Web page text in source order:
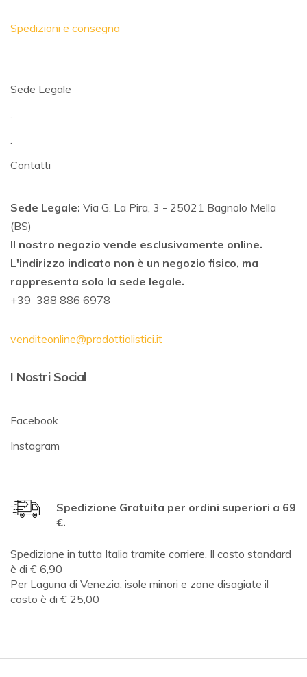
Spedizioni e consegna
Sede Legale
Contatti
Sede Legale: Via G. La Pira, 3 - 25021 Bagnolo Mella
(BS)
Il nostro negozio vende esclusivamente online.
L'indirizzo indicato non è un negozio fisico, ma
rappresenta solo la sede legale.
+39 388 886 6978
venditeonline@prodottiolistici.it
I Nostri Social
Facebook
Instagram
Spedizione Gratuita per ordini superiori a 69
€.
Spedizione in tutta Italia tramite corriere. Il costo standard
è di € 6,90
Per Laguna di Venezia, isole minori e zone disagiate il
costo è di € 25,00